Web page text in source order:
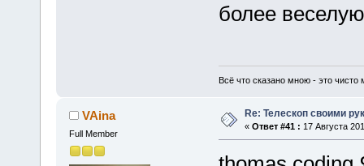
более
Всё что сказано мною - это чисто
VAina
Full Member
Re: Телескоп своими
« Ответ #41 : 17 Августа